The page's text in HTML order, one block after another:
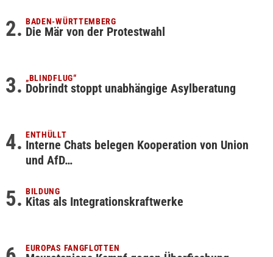
BADEN-WÜRTTEMBERG
Die Mär von der Protestwahl
„BLINDFLUG“
Dobrindt stoppt unabhängige Asylberatung
ENTHÜLLT
Interne Chats belegen Kooperation von Union
und AfD…
BILDUNG
Kitas als Integrationskraftwerke
EUROPAS FANGFLOTTEN